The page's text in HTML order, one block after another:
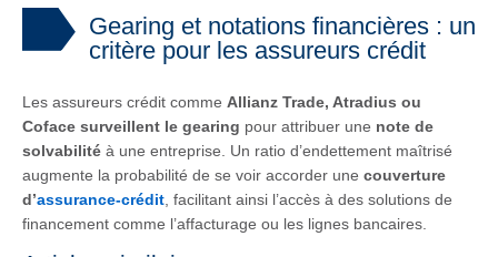
Gearing et notations financières : un
critère pour les assureurs crédit
Les assureurs crédit comme Allianz Trade, Atradius ou
Coface surveillent le gearing pour attribuer une note de
solvabilité à une entreprise. Un ratio d’endettement maîtrisé
augmente la probabilité de se voir accorder une couverture
d’assurance-crédit, facilitant ainsi l’accès à des solutions de
financement comme l’affacturage ou les lignes bancaires.